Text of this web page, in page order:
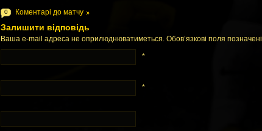
0 Коментарі до матчу
Залишити відповідь
Ваша e-mail адреса не оприлюднюватиметься. Обов’язкові поля позначені
*
*